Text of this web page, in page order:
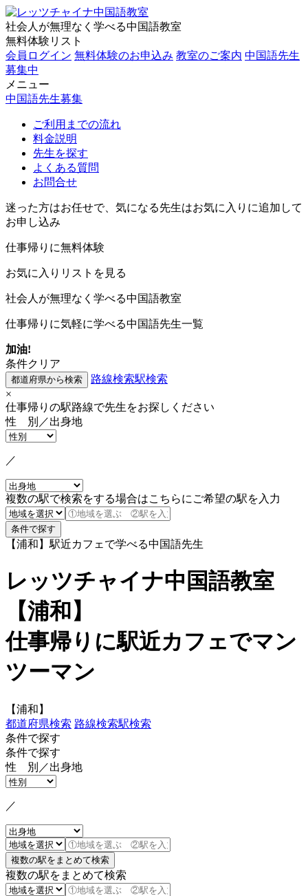
社会人が無理なく学べる中国語教室
無料体験リスト
会員ログイン 無料体験のお申込み 教室のご案内 中国語先生
募集中
メニュー
中国語先生募集
ご利用までの流れ
料金説明
先生を探す
よくある質問
お問合せ
迷った方はお任せで、気になる先生はお気に入りに追加して
お申し込み
仕事帰りに無料体験
お気に入りリストを見る
社会人が無理なく学べる中国語教室
仕事帰りに気軽に学べる中国語先生一覧
加油!
条件クリア
路線検索駅検索
×
仕事帰りの駅路線で先生をお探しください
性 別／出身地
／
複数の駅で検索をする場合はこちらにご希望の駅を入力
【浦和】駅近カフェで学べる中国語先生
レッツチャイナ中国語教室
【浦和】
仕事帰りに駅近カフェでマン
ツーマン
【浦和】
都道府県検索 路線検索駅検索
条件で探す
条件で探す
性 別／出身地
／
複数の駅をまとめて検索